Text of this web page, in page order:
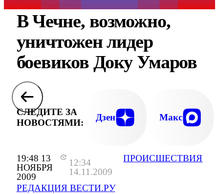
19:48 13
НОЯБРЯ
2009
12:34
14.11.2009
РЕДАКЦИЯ ВЕСТИ.РУ
ПРОИСШЕСТВИЯ
В Чечне, возможно,
уничтожен лидер
боевиков Доку Умаров
СЛЕДИТЕ ЗА
НОВОСТЯМИ:
Дзен Макс